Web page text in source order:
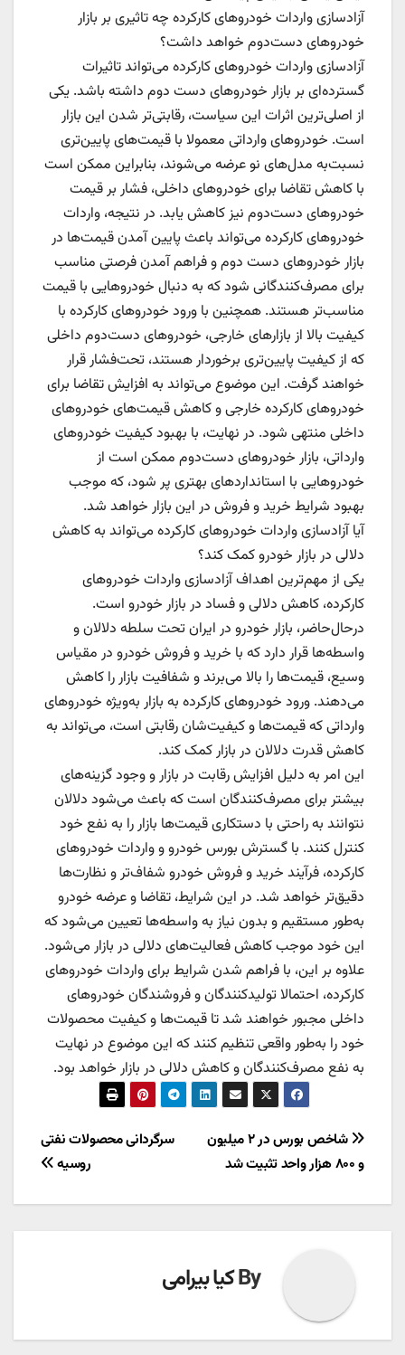
آزادسازی واردات خودروهای کارکرده چه تاثیری بر بازار
خودروهای دست‌دوم خواهد داشت؟
آزادسازی واردات خودروهای کارکرده می‌تواند تاثیرات
گسترده‌ای بر بازار خودروهای دست دوم داشته باشد. یکی
از اصلی‌ترین اثرات این سیاست، رقابتی‌تر شدن این بازار
است. خودروهای وارداتی معمولا با قیمت‌های پایین‌تری
نسبت‌به مدل‌های نو عرضه می‌شوند، بنابراین ممکن است
با کاهش تقاضا برای خودروهای داخلی، فشار بر قیمت
خودروهای دست‌دوم نیز کاهش یابد. در نتیجه، واردات
خودروهای کارکرده می‌تواند باعث پایین آمدن قیمت‌ها در
بازار خودروهای دست دوم و فراهم آمدن فرصتی مناسب
برای مصرف‌کنندگانی شود که به دنبال خودروهایی با قیمت
مناسب‌تر هستند. همچنین با ورود خودروهای کارکرده با
کیفیت بالا از بازارهای خارجی، خودروهای دست‌دوم داخلی
که از کیفیت پایین‌تری برخوردار هستند، تحت‌فشار قرار
خواهند گرفت. این موضوع می‌تواند به افزایش تقاضا برای
خودروهای کارکرده خارجی و کاهش قیمت‌های خودروهای
داخلی منتهی شود. در نهایت، با بهبود کیفیت خودروهای
وارداتی، بازار خودروهای دست‌دوم ممکن است از
خودروهایی با استانداردهای بهتری پر شود، که موجب
بهبود شرایط خرید و فروش در این بازار خواهد شد.
آیا آزادسازی واردات خودروهای کارکرده می‌تواند به کاهش
دلالی در بازار خودرو کمک کند؟
یکی از مهم‌ترین اهداف آزادسازی واردات خودروهای
کارکرده، کاهش دلالی و فساد در بازار خودرو است.
درحال‌حاضر، بازار خودرو در ایران تحت سلطه دلالان و
واسطه‌ها قرار دارد که با خرید و فروش خودرو در مقیاس
وسیع، قیمت‌ها را بالا می‌برند و شفافیت بازار را کاهش
می‌دهند. ورود خودروهای کارکرده به بازار به‌ویژه خودروهای
وارداتی که قیمت‌ها و کیفیت‌شان رقابتی است، می‌تواند به
کاهش قدرت دلالان در بازار کمک کند.
این امر به دلیل افزایش رقابت در بازار و وجود گزینه‌های
بیشتر برای مصرف‌کنندگان است که باعث می‌شود دلالان
نتوانند به راحتی با دستکاری قیمت‌ها بازار را به نفع خود
کنترل کنند. با گسترش بورس خودرو و واردات خودروهای
کارکرده، فرآیند خرید و فروش خودرو شفاف‌تر و نظارت‌ها
دقیق‌تر خواهد شد. در این شرایط، تقاضا و عرضه خودرو
به‌طور مستقیم و بدون نیاز به واسطه‌ها تعیین می‌شود که
این خود موجب کاهش فعالیت‌های دلالی در بازار می‌شود.
علاوه بر این، با فراهم شدن شرایط برای واردات خودروهای
کارکرده، احتمالا تولیدکنندگان و فروشندگان خودروهای
داخلی مجبور خواهند شد تا قیمت‌ها و کیفیت محصولات
خود را به‌طور واقعی تنظیم کنند که این موضوع در نهایت
به نفع مصرف‌کنندگان و کاهش دلالی در بازار خواهد بود.
راهبری
نوشته
سرگردانی محصولات نفتی
روسیه
شاخص بورس در ۲ میلیون
و ۸۰۰ هزار واحد تثبیت شد
Byکیا بیرامی